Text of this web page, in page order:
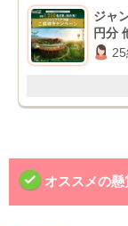
ジャ
円分
オススメの懸